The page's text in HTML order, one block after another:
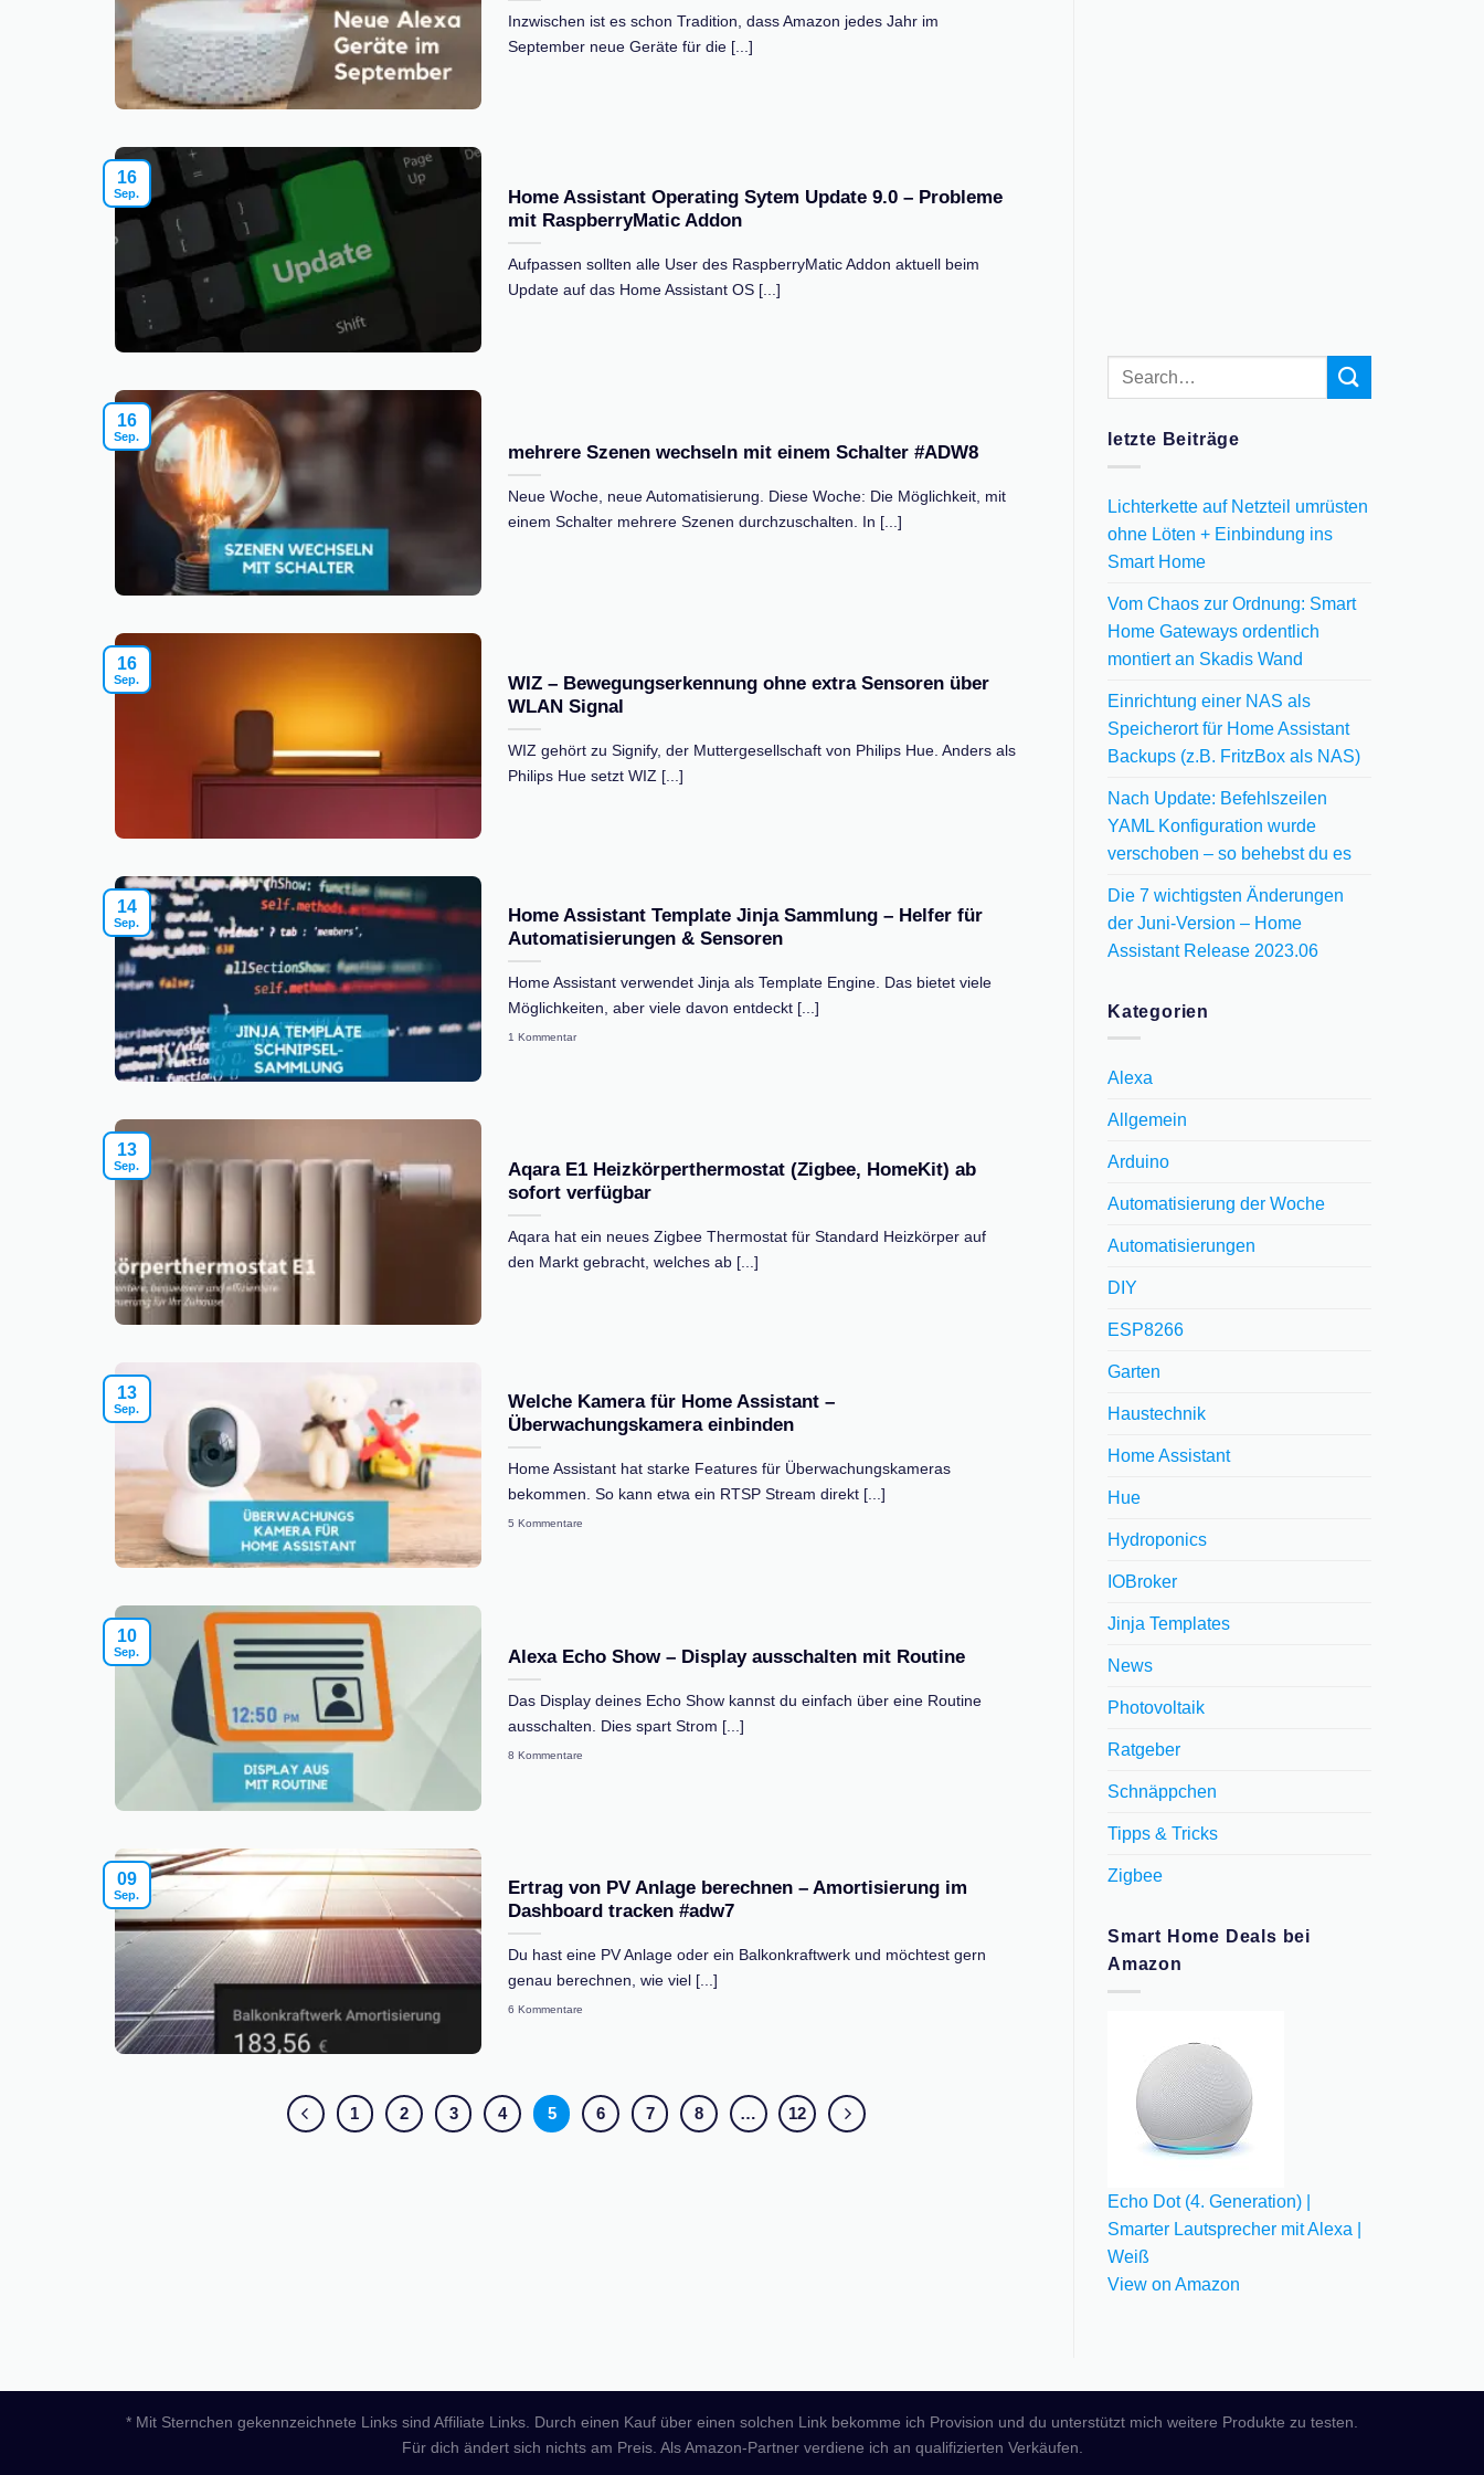
Inzwischen ist es schon Tradition, dass Amazon jedes Jahr im
September neue Geräte für die [...]
Home Assistant Operating Sytem Update 9.0 – Probleme
mit RaspberryMatic Addon
Aufpassen sollten alle User des RaspberryMatic Addon aktuell beim
Update auf das Home Assistant OS [...]
16
Sep.
mehrere Szenen wechseln mit einem Schalter #ADW8
Neue Woche, neue Automatisierung. Diese Woche: Die Möglichkeit, mit
einem Schalter mehrere Szenen durchzuschalten. In [...]
16
Sep.
WIZ – Bewegungserkennung ohne extra Sensoren über
WLAN Signal
WIZ gehört zu Signify, der Muttergesellschaft von Philips Hue. Anders als
Philips Hue setzt WIZ [...]
16
Sep.
Home Assistant Template Jinja Sammlung – Helfer für
Automatisierungen & Sensoren
Home Assistant verwendet Jinja als Template Engine. Das bietet viele
Möglichkeiten, aber viele davon entdeckt [...]
1 Kommentar
14
Sep.
Aqara E1 Heizkörperthermostat (Zigbee, HomeKit) ab
sofort verfügbar
Aqara hat ein neues Zigbee Thermostat für Standard Heizkörper auf
den Markt gebracht, welches ab [...]
13
Sep.
Welche Kamera für Home Assistant –
Überwachungskamera einbinden
Home Assistant hat starke Features für Überwachungskameras
bekommen. So kann etwa ein RTSP Stream direkt [...]
5 Kommentare
13
Sep.
Alexa Echo Show – Display ausschalten mit Routine
Das Display deines Echo Show kannst du einfach über eine Routine
ausschalten. Dies spart Strom [...]
8 Kommentare
10
Sep.
Ertrag von PV Anlage berechnen – Amortisierung im
Dashboard tracken #adw7
Du hast eine PV Anlage oder ein Balkonkraftwerk und möchtest gern
genau berechnen, wie viel [...]
6 Kommentare
09
Sep.
1 2 3 4 5 6 7 8 … 12
letzte Beiträge
Lichterkette auf Netzteil umrüsten
ohne Löten + Einbindung ins
Smart Home
Vom Chaos zur Ordnung: Smart
Home Gateways ordentlich
montiert an Skadis Wand
Einrichtung einer NAS als
Speicherort für Home Assistant
Backups (z.B. FritzBox als NAS)
Nach Update: Befehlszeilen
YAML Konfiguration wurde
verschoben – so behebst du es
Die 7 wichtigsten Änderungen
der Juni-Version – Home
Assistant Release 2023.06
Kategorien
Alexa
Allgemein
Arduino
Automatisierung der Woche
Automatisierungen
DIY
ESP8266
Garten
Haustechnik
Home Assistant
Hue
Hydroponics
IOBroker
Jinja Templates
News
Photovoltaik
Ratgeber
Schnäppchen
Tipps & Tricks
Zigbee
Smart Home Deals bei
Amazon
Echo Dot (4. Generation) |
Smarter Lautsprecher mit Alexa |
Weiß
View on Amazon
* Mit Sternchen gekennzeichnete Links sind Affiliate Links. Durch einen Kauf über einen solchen Link bekomme ich Provision und du unterstützt mich weitere Produkte zu testen.
Für dich ändert sich nichts am Preis. Als Amazon-Partner verdiene ich an qualifizierten Verkäufen.